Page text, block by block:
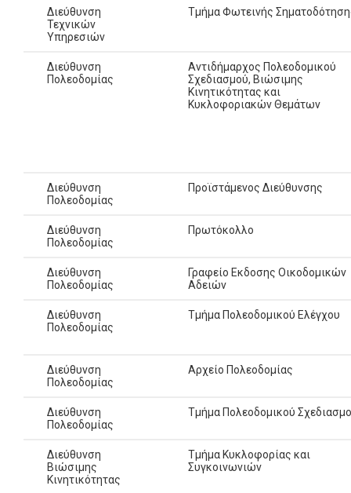
Διεύθυνση
Τεχνικών
Υπηρεσιών
Τμήμα Φωτεινής
Διεύθυνση
Πολεοδομίας
Αντιδήμαρχος Πολεοδομικού
Σχεδιασμού, Βιώσιμης
Κινητικότητας και
Κυκλοφοριακών Θεμάτων
Διεύθυνση
Πολεοδομίας
Προϊστάμενος Διεύθυνσης
Διεύθυνση
Πολεοδομίας
Πρωτόκολλο
Διεύθυνση
Πολεοδομίας
Γραφείο Εκδοσης Οικοδομικών
Αδειών
Διεύθυνση
Πολεοδομίας
Τμήμα Πολεοδομικού Ελέγχου
Διεύθυνση
Πολεοδομίας
Αρχείο Πολεοδομίας
Διεύθυνση
Πολεοδομίας
Τμήμα Πολεοδομικού
Διεύθυνση
Βιώσιμης
Κινητικότητας
Τμήμα Κυκλοφορίας και
Συγκοινωνιών